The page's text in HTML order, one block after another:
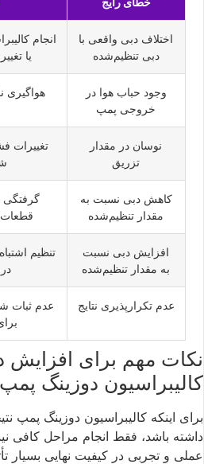
اختلاف دبی واقعی با
دبی تنظیم‌شده
انجام
یا
وجود حباب هوا در
خروجی پمپ
هواگیری
نوسان در مقدار
تزریق
تغییرات
کاهش دبی نسبت به
مقدار تنظیم‌شده
گرفتگی
قطعات
افزایش دبی نسبت
به مقدار تنظیم‌شده
تنظیم
عدم تکرارپذیری نتایج
عدم ثبات
نکات مهم برای افزایش
کالیبراسیون دوزینگ پمپ
برای اینکه کالیبراسیون دوزینگ پمپ
داشته باشد، فقط انجام مراحل کافی
عملی و تجربی در کیفیت نهایی بسیار